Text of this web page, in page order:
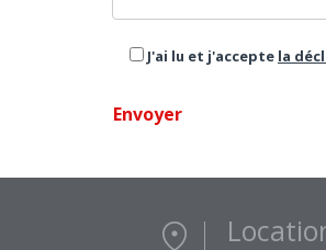
J'ai lu et j'accepte la